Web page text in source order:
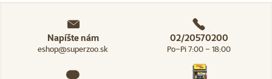
Napíšte nám
eshop@superzoo.sk
02/20570200
Po–Pi 7:00 – 18:00